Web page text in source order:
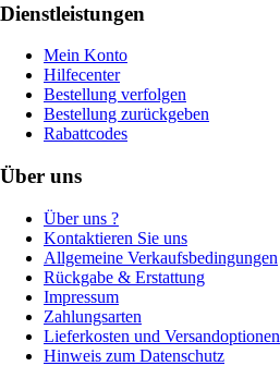
Dienstleistungen
Mein Konto
Hilfecenter
Bestellung verfolgen
Bestellung zurückgeben
Rabattcodes
Über uns
Über uns ?
Kontaktieren Sie uns
Allgemeine Verkaufsbedingungen
Rückgabe & Erstattung
Impressum
Zahlungsarten
Lieferkosten und Versandoptionen
Hinweis zum Datenschutz